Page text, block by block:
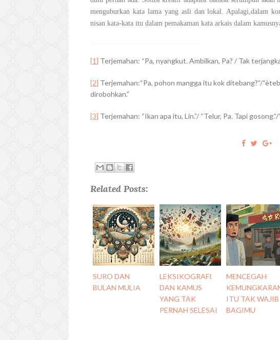
menguburkan kata lama yang asli dan lokal. Apalagi,dalam
nisan kata-kata itu dalam pemakaman kata arkais dalam
[1] Terjemahan: “Pa, nyangkut. Ambilkan, Pa? / Tak
[2] Terjemahan:“Pa, pohon mangga itu kok ditebang?”/
dirobohkan.”
[3] Terjemahan: “Ikan apa itu, Lin.”/ “Telur, Pa. Tapi
Related Posts:
SURO DAN
BULAN MULIA
LEKSIKOGRAFI
DAN KAMUS
YANG TAK
PERNAH SELESAI
MENCEGAH
ITU TAK WAJIB
BAGIMU